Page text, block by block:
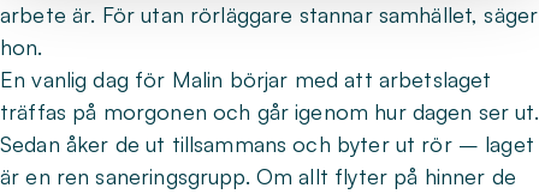
arbete är. För utan rörläggare stannar samhället, säger
hon.
En vanlig dag för Malin börjar med att arbetslaget
träffas på morgonen och går igenom hur dagen ser ut.
Sedan åker de ut tillsammans och byter ut rör – laget
är en ren saneringsgrupp. Om allt flyter på hinner de